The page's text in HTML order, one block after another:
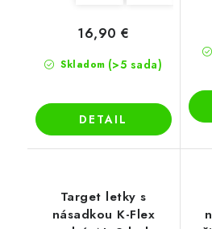
Skladom (>5 sada)
16,90 €
DETAIL
Target letky s
násadkou K-Flex